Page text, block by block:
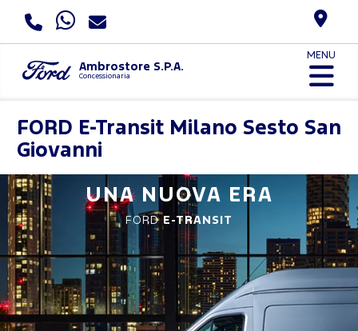
Ambrostore S.P.A.
Concessionaria
MENU
FORD E-Transit Milano Sesto San
Giovanni
UNA NUOVA ERA
FORD E-TRANSIT